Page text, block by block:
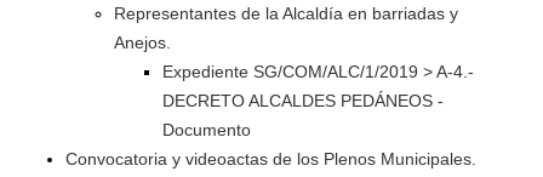
Representantes de la Alcaldía en barriadas y
Anejos.
Expediente SG/COM/ALC/1/2019 > A-4.-
DECRETO ALCALDES PEDÁNEOS -
Documento
Convocatoria y videoactas de los Plenos Municipales.